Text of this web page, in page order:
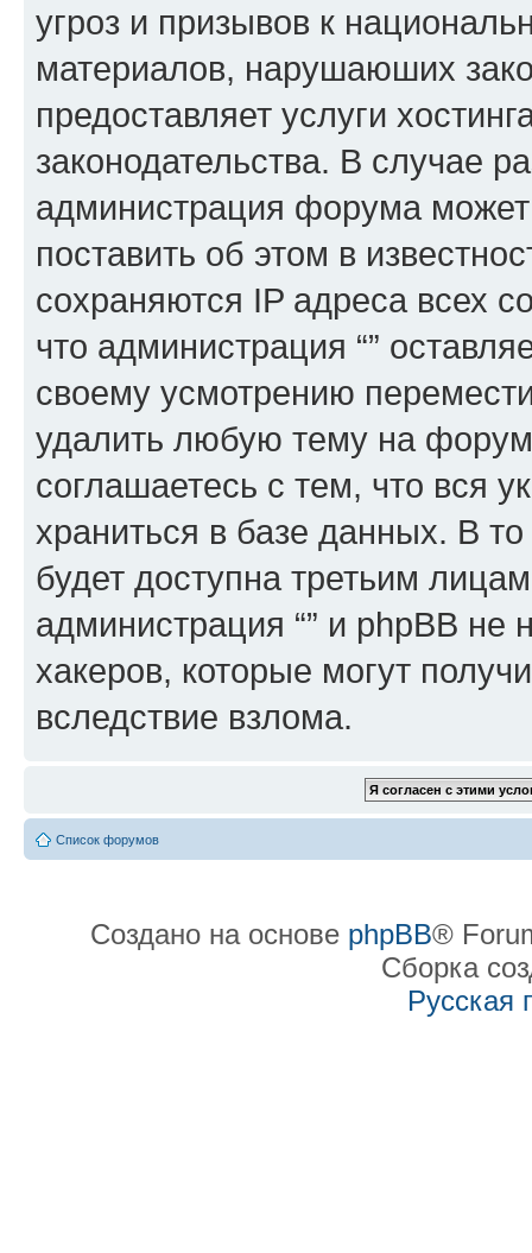
угроз и призывов к
материалов, нарушаюших
предоставляет услуги
законодательства. В случае
администрация форума
поставить об этом в
сохраняются IP адреса всех
что администрация “”
своему усмотрению
удалить любую тему на
соглашаетесь с тем, что вся
храниться в базе данных. В
будет доступна третьим
администрация “” и phpBB не
хакеров, которые могут
вследствие взлома.
Список форумов
Создано на основе phpBB®
Сборка
Русская